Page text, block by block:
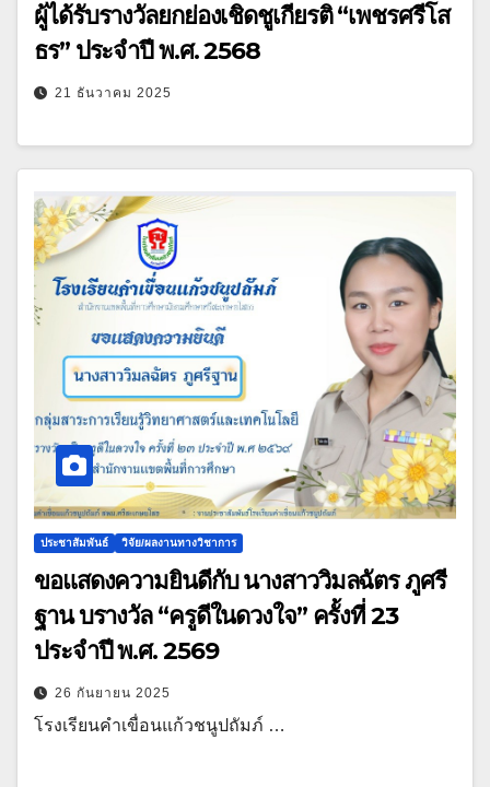
ผู้ได้รับรางวัลยกย่องเชิดชูเกียรติ “เพชรศรีโส
ธร” ประจำปี พ.ศ. 2568
21 ธันวาคม 2025
ประชาสัมพันธ์ วิจัย/ผลงานทางวิชาการ
ขอแสดงความยินดีกับ นางสาววิมลฉัตร ภูศรี
ฐาน บรางวัล “ครูดีในดวงใจ” ครั้งที่ 23
ประจำปี พ.ศ. 2569
26 กันยายน 2025
โรงเรียนคำเขื่อนแก้วชนูปถัมภ์ …